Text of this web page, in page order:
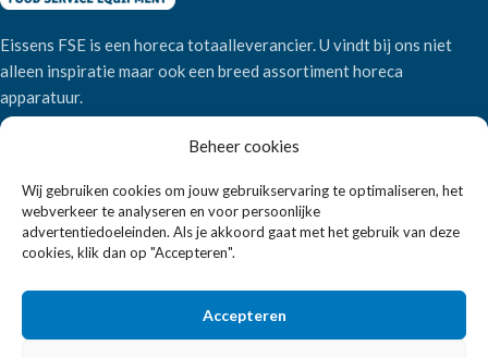
Beheer cookies
Wij gebruiken cookies om jouw gebruikservaring te optimaliseren, het
webverkeer te analyseren en voor persoonlijke
advertentiedoeleinden. Als je akkoord gaat met het gebruik van deze
cookies, klik dan op "Accepteren".
Accepteren
Eissens FSE is een horeca totaalleverancier. U vindt bij ons niet
alleen inspiratie maar ook een breed assortiment horeca
apparatuur.
Telefoon:+31 6 2708 6347
E-mail:verkoop@eissensfse.nl
KLANTENSERVICE
Over ons